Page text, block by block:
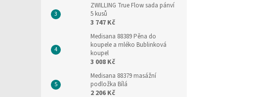
ZWILLING True Flow sada pánví
5 kusů
3 747 Kč
Medisana 88389 Pěna do
koupele a mléko Bublinková
koupel
3 008 Kč
Medisana 88379 masážní
podložka Bílá
2 206 Kč